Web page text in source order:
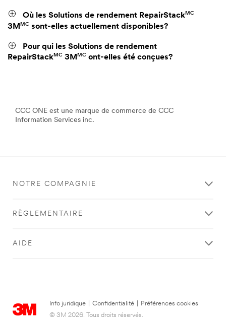
Où les Solutions de rendement RepairStackMC
3M MC sont-elles actuellement disponibles?
Pour qui les Solutions de rendement
RepairStackMC 3M MC ont-elles été conçues?
CCC ONE est une marque de commerce de CCC
Information Services inc.
NOTRE COMPAGNIE
RÈGLEMENTAIRE
AIDE
Info juridique Confidentialité
Préférences cookies
© 3M 2026. Tous droits réservés.